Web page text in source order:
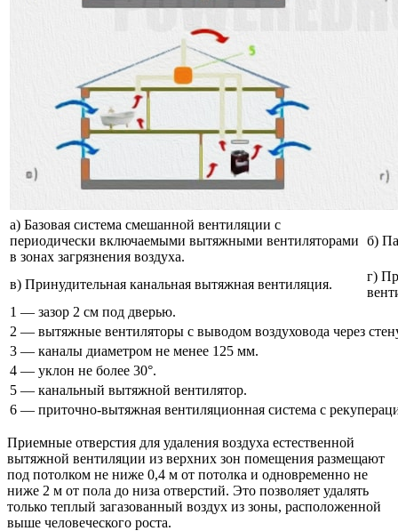
а) Базовая система смешанной вентиляции с
периодически включаемыми вытяжными вентиляторами
в зонах загрязнения воздуха.
б)
в) Принудительная канальная вытяжная вентиляция.
г)
1 — зазор 2 см под дверью.
2 — вытяжные вентиляторы с выводом воздуховода через
3 — каналы диаметром не менее 125 мм.
4 — уклон не более 30°.
5 — канальный вытяжной вентилятор.
6 — приточно-вытяжная вентиляционная система с
Приемные отверстия для удаления воздуха естественной
вытяжной вентиляции из верхних зон помещения размещают
под потолком не ниже 0,4 м от потолка и одновременно не
ниже 2 м от пола до низа отверстий. Это позволяет удалять
только теплый загазованный воздух из зоны, расположенной
выше человеческого роста.